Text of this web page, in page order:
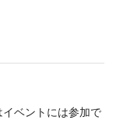
ベントには参加で